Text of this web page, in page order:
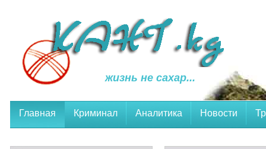
жизнь не сахар...
Главная Криминал Аналитика Новости